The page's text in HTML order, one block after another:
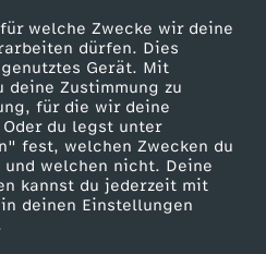
welche Zwecke wir deine
dürfen. Dies
Gerät. Mit
Zustimmung zu
für die wir deine
du legst unter
fest, welchen Zwecken du
welchen nicht. Deine
kannst du jederzeit mit
deinen Einstellungen